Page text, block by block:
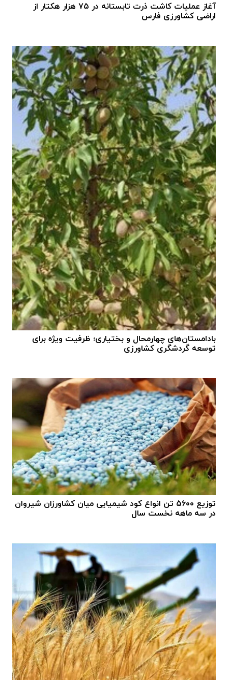
آغاز عملیات کاشت ذرت تابستانه در ۷۵ هزار هکتار از
اراضی کشاورزی فارس
بادامستان‌های چهارمحال و بختیاری؛ ظرفیت ویژه برای
توسعه گردشگری کشاورزی
توزیع ۵۶۰۰ تن انواع کود شیمیایی میان کشاورزان شیروان
در سه ماهه نخست سال